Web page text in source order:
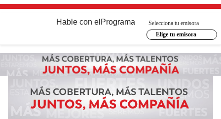
Hable con el Programa
Selecciona tu emisora
Elige tu emisora